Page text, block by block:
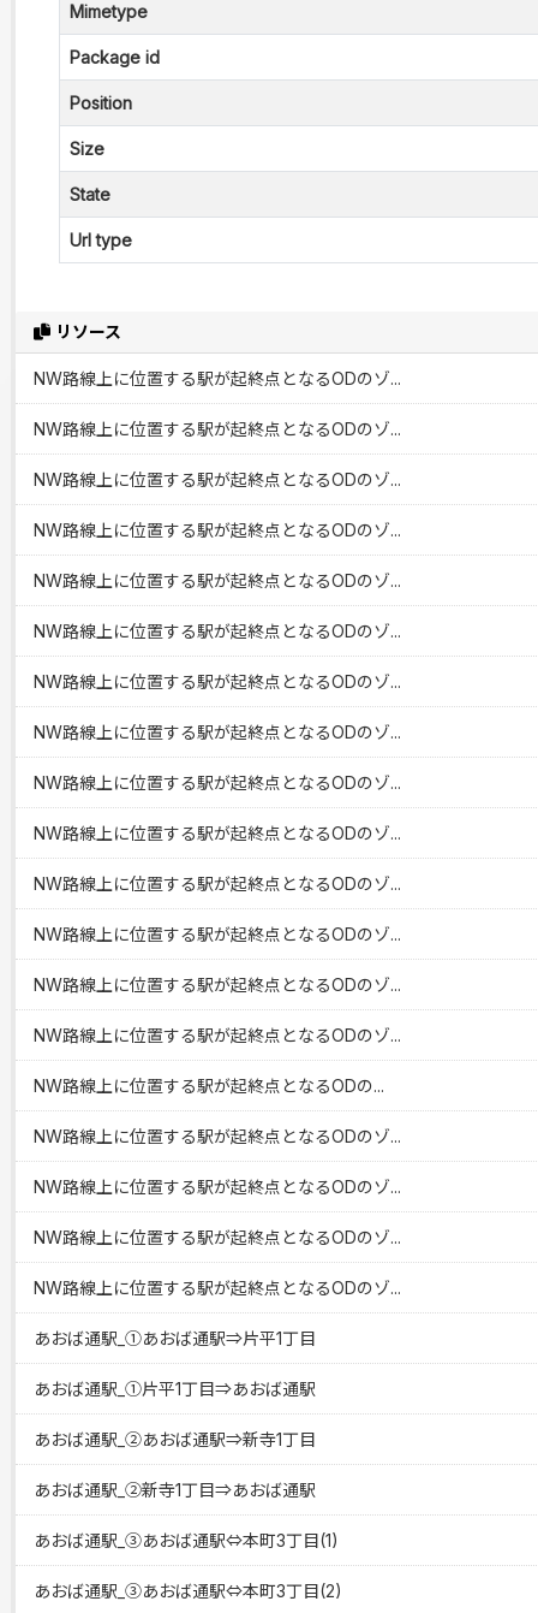
リソース
NW路線上に位置する駅が起終点となるODのゾ...
NW路線上に位置する駅が起終点となるODのゾ...
NW路線上に位置する駅が起終点となるODのゾ...
NW路線上に位置する駅が起終点となるODのゾ...
NW路線上に位置する駅が起終点となるODのゾ...
NW路線上に位置する駅が起終点となるODのゾ...
NW路線上に位置する駅が起終点となるODのゾ...
NW路線上に位置する駅が起終点となるODのゾ...
NW路線上に位置する駅が起終点となるODのゾ...
NW路線上に位置する駅が起終点となるODのゾ...
NW路線上に位置する駅が起終点となるODのゾ...
NW路線上に位置する駅が起終点となるODのゾ...
NW路線上に位置する駅が起終点となるODのゾ...
NW路線上に位置する駅が起終点となるODのゾ...
NW路線上に位置する駅が起終点となるODの...
NW路線上に位置する駅が起終点となるODのゾ...
NW路線上に位置する駅が起終点となるODのゾ...
NW路線上に位置する駅が起終点となるODのゾ...
NW路線上に位置する駅が起終点となるODのゾ...
あおば通駅_①あおば通駅⇒片平1丁目
あおば通駅_①片平1丁目⇒あおば通駅
あおば通駅_②あおば通駅⇒新寺1丁目
あおば通駅_②新寺1丁目⇒あおば通駅
あおば通駅_③あおば通駅⇔本町3丁目(1)
あおば通駅_③あおば通駅⇔本町3丁目(2)
Mimetype
Package id
Position
Size
State
Url type